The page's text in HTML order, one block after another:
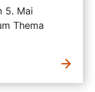
5. Mai
Thema